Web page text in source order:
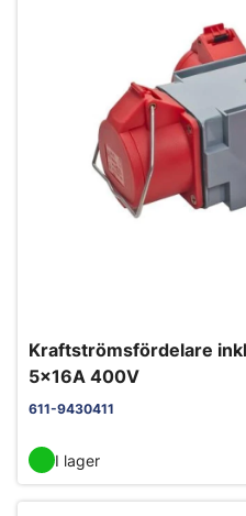
Kraftströmsfördelare
5x16A 400V
611-9430411
I lager